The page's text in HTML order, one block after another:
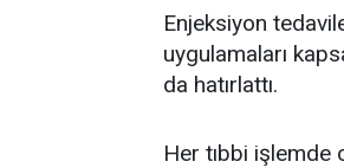
Enjeksiyon
uygulamaları
da hatırlattı.
Her tıbbi işlemde